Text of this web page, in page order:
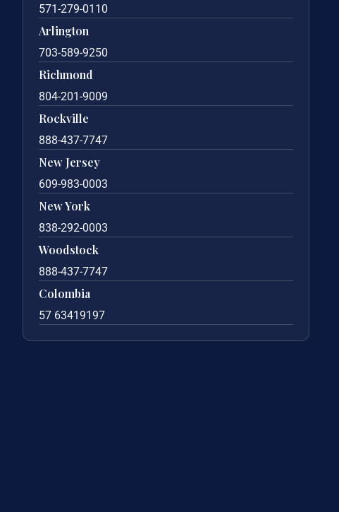
571-279-0110
Arlington
703-589-9250
Richmond
804-201-9009
Rockville
888-437-7747
New Jersey
609-983-0003
New York
838-292-0003
Woodstock
888-437-7747
Colombia
57 63419197